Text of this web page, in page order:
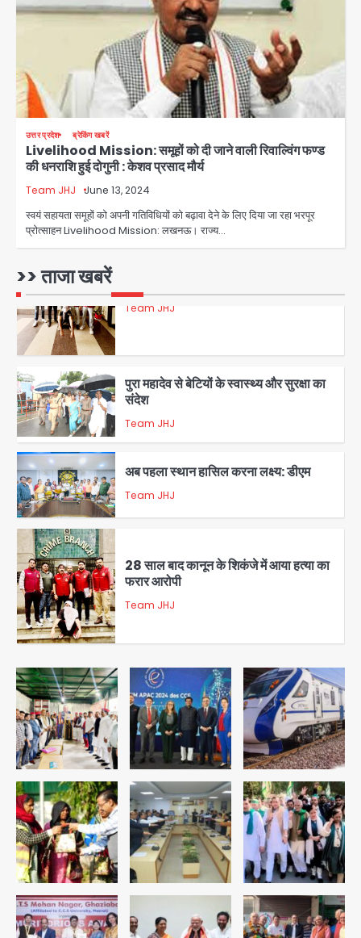
उत्तर प्रदेश ब्रेकिंग खबरें
Livelihood Mission: समूहों को दी जाने वाली रिवाल्विंग फण्ड
की धनराशि हुई दोगुनी : केशव प्रसाद मौर्य
Team JHJ June 13, 2024
स्वयं सहायता समूहों को अपनी गतिविधियों को बढ़ावा देने के लिए दिया जा रहा भरपूर
प्रोत्साहन Livelihood Mission: लखनऊ। राज्य…
>> ताजा खबरें
3
फरार आरोपी
Team JHJ
4
के हत्थे
Team JHJ
5
Team JHJ
1
पुरा महादेव से बेटियों के स्वास्थ्य और सुरक्षा का
संदेश
Team JHJ
2
अब पहला स्थान हासिल करना लक्ष्य: डीएम
Team JHJ
3
28 साल बाद कानून के शिकंजे में आया हत्या का
फरार आरोपी
Team JHJ
4
डबल मर्डर का मुख्य साजिशकर्ता क्राइम ब्रांच
के हत्थे
Team JHJ
5
रोहित चौधरी गैंग का कुख्यात बदमाश राजस्थान
से गिरफ्तार
Team JHJ